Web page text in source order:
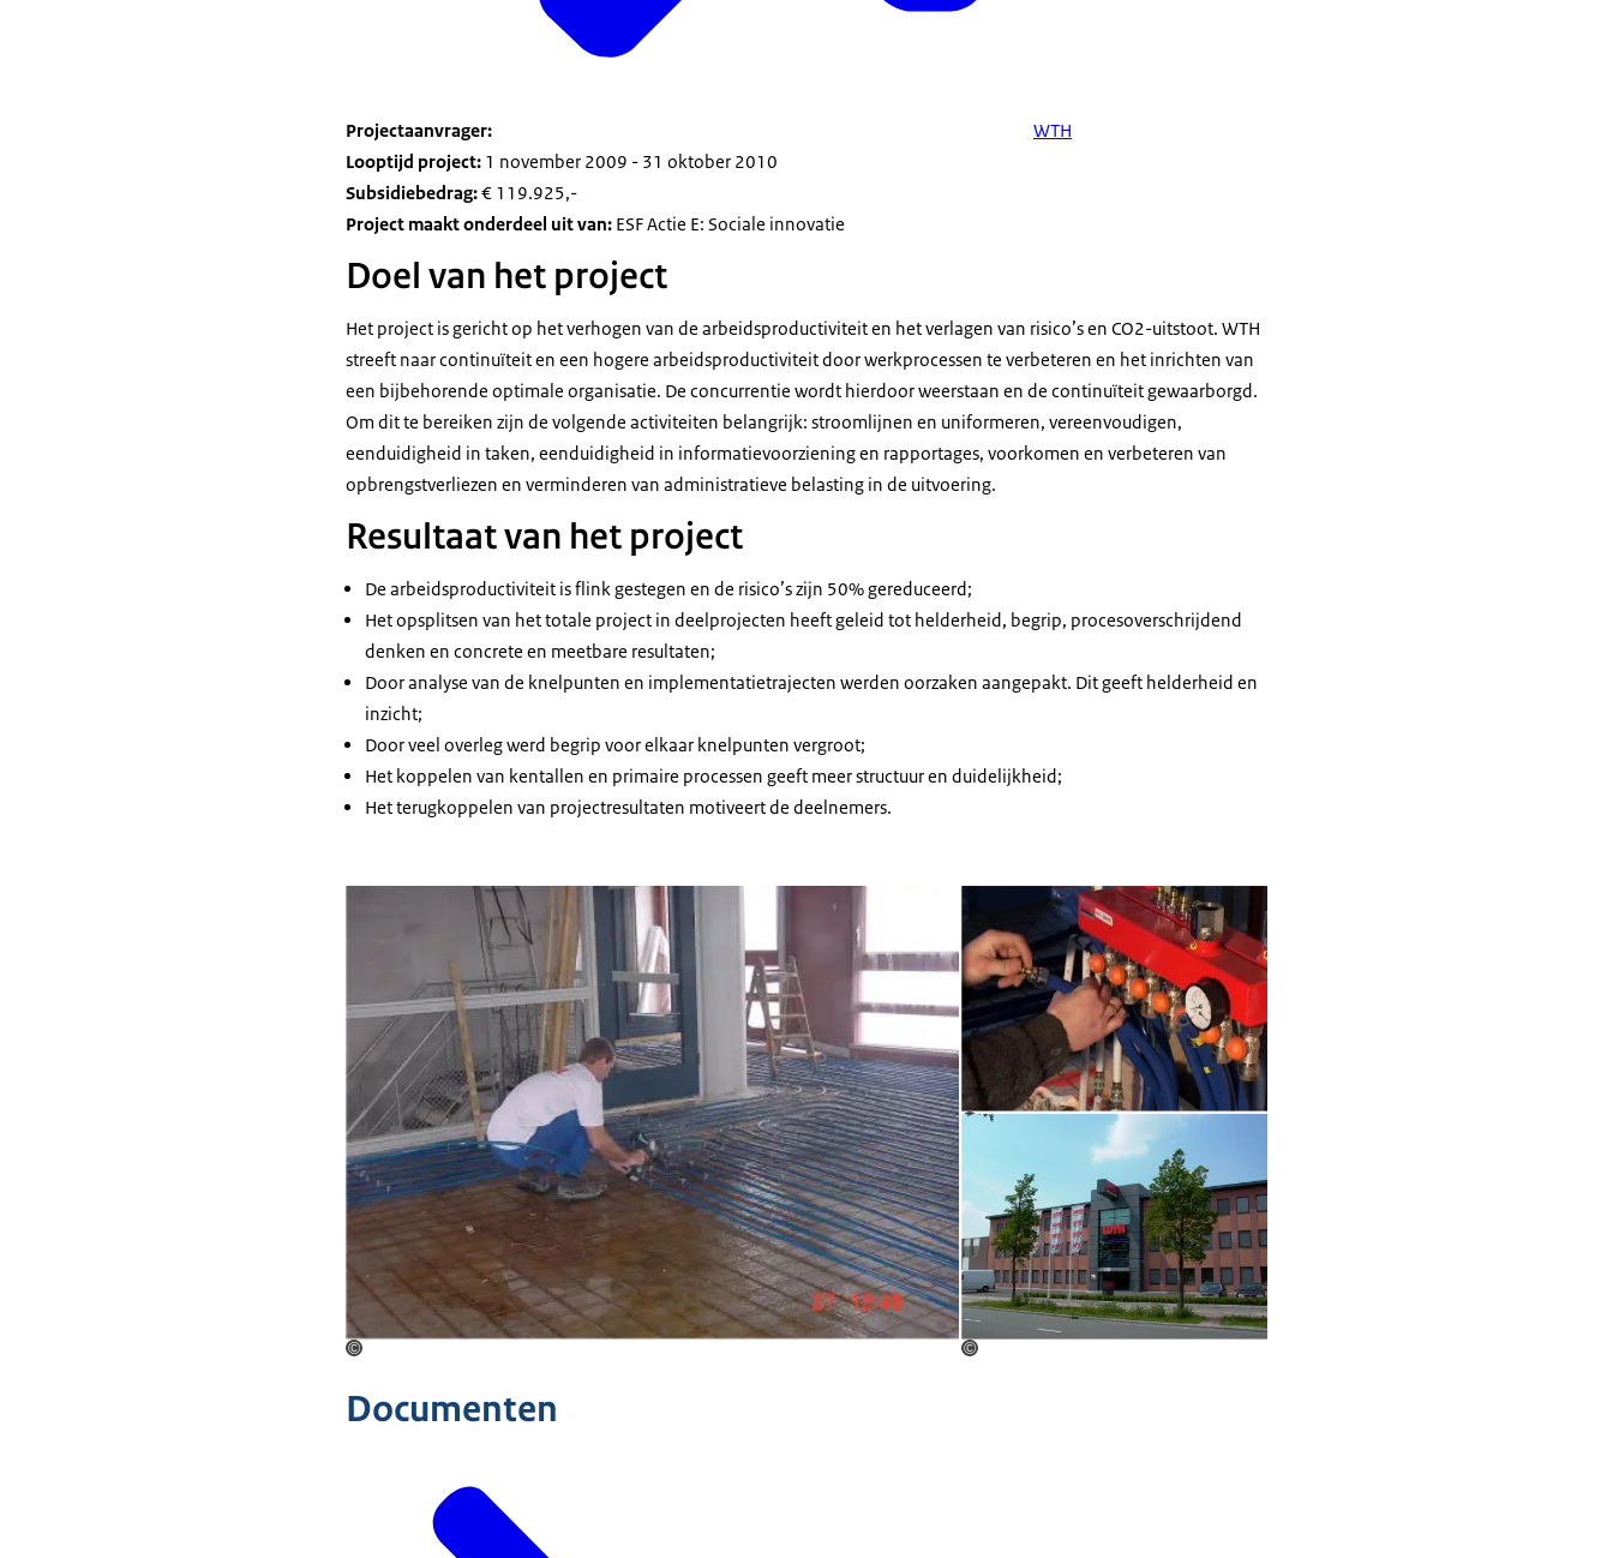
Projectaanvrager:
WTH
Looptijd project: 1 november 2009 - 31 oktober 2010
Subsidiebedrag:€ 119.925,-
Project maakt onderdeel uit van: ESF Actie E: Sociale innovatie
Doel van het project
Het project is gericht op het verhogen van de arbeidsproductiviteit en het verlagen van risico’s en CO2-uitstoot. WTH
streeft naar continuïteit en een hogere arbeidsproductiviteit door werkprocessen te verbeteren en het inrichten van
een bijbehorende optimale organisatie. De concurrentie wordt hierdoor weerstaan en de continuïteit gewaarborgd.
Om dit te bereiken zijn de volgende activiteiten belangrijk: stroomlijnen en uniformeren, vereenvoudigen,
eenduidigheid in taken, eenduidigheid in informatievoorziening en rapportages, voorkomen en verbeteren van
opbrengstverliezen en verminderen van administratieve belasting in de uitvoering.
Resultaat van het project
De arbeidsproductiviteit is flink gestegen en de risico’s zijn 50% gereduceerd;
Het opsplitsen van het totale project in deelprojecten heeft geleid tot helderheid, begrip, procesoverschrijdend
denken en concrete en meetbare resultaten;
Door analyse van de knelpunten en implementatietrajecten werden oorzaken aangepakt. Dit geeft helderheid en
inzicht;
Door veel overleg werd begrip voor elkaar knelpunten vergroot;
Het koppelen van kentallen en primaire processen geeft meer structuur en duidelijkheid;
Het terugkoppelen van projectresultaten motiveert de deelnemers.
Open de galerij in vergrote weergave
©
Open de galerij in vergrote weergave
© Open de galerij in vergrote weergave
©
Documenten